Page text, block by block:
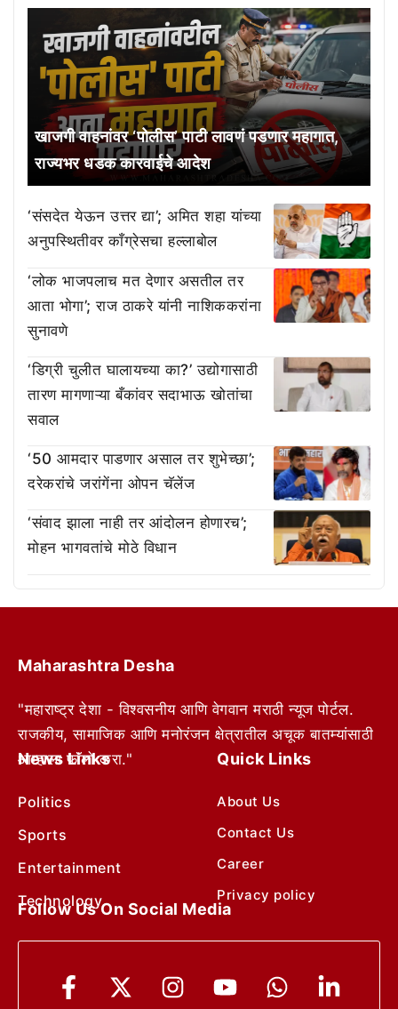
खाजगी वाहनांवर ‘पोलीस’ पाटी लावणं पडणार महागात,
राज्यभर धडक कारवाईचे आदेश
‘संसदेत येऊन उत्तर द्या’; अमित शहा यांच्या
अनुपस्थितीवर काँग्रेसचा हल्लाबोल
‘लोक भाजपलाच मत देणार असतील तर
आता भोगा’; राज ठाकरे यांनी नाशिककरांना
सुनावणे
‘डिग्री चुलीत घालायच्या का?’ उद्योगासाठी
तारण मागणाऱ्या बँकांवर सदाभाऊ खोतांचा
सवाल
‘50 आमदार पाडणार असाल तर शुभेच्छा’;
दरेकरांचे जरांगेंना ओपन चॅलेंज
‘संवाद झाला नाही तर आंदोलन होणारच’;
मोहन भागवतांचे मोठे विधान
Maharashtra Desha
"महाराष्ट्र देशा - विश्वसनीय आणि वेगवान मराठी न्यूज पोर्टल.
राजकीय, सामाजिक आणि मनोरंजन क्षेत्रातील अचूक बातम्यांसाठी
आम्हाला फॉलो करा."
News Links
Politics
Sports
Entertainment
Technology
Quick Links
About Us
Contact Us
Career
Privacy policy
Follow Us On Social Media